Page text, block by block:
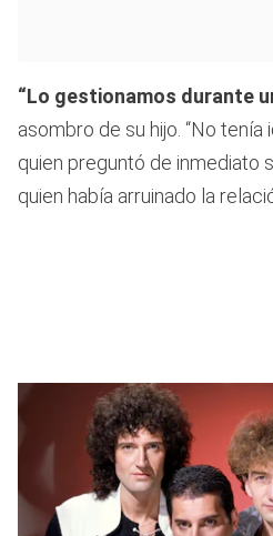
“Lo gestionamos durante
asombro de su hijo. “No tenía
quien preguntó de inmediato
quien había arruinado la